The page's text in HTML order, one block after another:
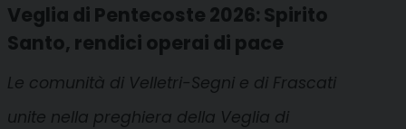
Veglia di Pentecoste 2026: Spirito
Santo, rendici operai di pace
Le comunità di Velletri-Segni e di Frascati
unite nella preghiera della Veglia di